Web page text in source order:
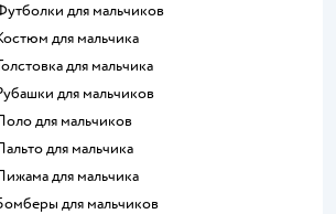
Футболки для мальчиков
Костюм для мальчика
Толстовка для мальчика
Рубашки для мальчиков
Поло для мальчиков
Пальто для мальчика
Пижама для мальчика
Бомберы для мальчиков